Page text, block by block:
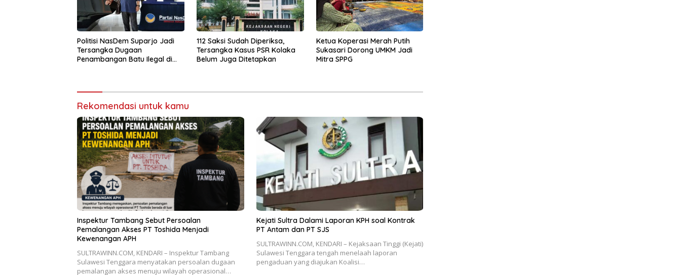
Politisi NasDem Suparjo Jadi
Tersangka Dugaan
Penambangan Batu Ilegal di
112 Saksi Sudah Diperiksa,
Tersangka Kasus PSR Kolaka
Belum Juga Ditetapkan
Ketua Koperasi Merah Putih
Sukasari Dorong UMKM Jadi
Mitra SPPG
Rekomendasi untuk kamu
Inspektur Tambang Sebut Persoalan
Pemalangan Akses PT Toshida Menjadi
Kewenangan APH
SULTRAWINN.COM, KENDARI – Inspektur Tambang
Sulawesi Tenggara menyatakan persoalan dugaan
pemalangan akses menuju wilayah operasional…
Kejati Sultra Dalami Laporan KPH soal Kontrak
PT Antam dan PT SJS
SULTRAWINN.COM, KENDARI – Kejaksaan Tinggi (Kejati)
Sulawesi Tenggara tengah menelaah laporan
pengaduan yang diajukan Koalisi…